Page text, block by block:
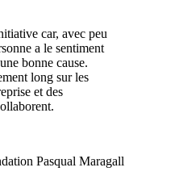
car, avec peu
a le sentiment
bonne cause.
long sur les
et des
Pasqual Maragall